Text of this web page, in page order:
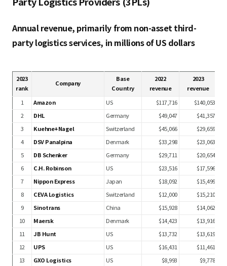
Annual revenue, primarily from non-asset third-
party logistics services, in millions of US dollars
2023
rank
Company
Base
Country
2022
revenue
2023
revenue
1
Amazon US $117,716
$140,053
2
DHL Germany $49,047
$41,357
3
Kuehne+Nagel Switzerland $45,066
$29,659
4
DSV Panalpina Denmark $33,298
$23,063
5
DB Schenker Germany $29,711
$20,654
6
C.H. Robinson US $23,516
$17,596
7
Nippon Express Japan $18,092
$15,499
8
CEVA Logistics Switzerland $12,000
$15,210
9
Sinotrans China $15,928
$14,062
10
Maersk Denmark $14,423
$13,916
11
JB Hunt US $13,732
$13,619
12
UPS US $16,431
$11,461
13
GXO Logistics US $8,993
$9,778